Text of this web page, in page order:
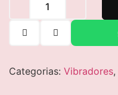
Categorias: Vibradores,